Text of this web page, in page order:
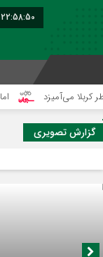
22:58:51
امام حسین
گزارش تصویری